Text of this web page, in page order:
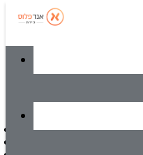
סניפים
דברו איתנו בווטסאפ